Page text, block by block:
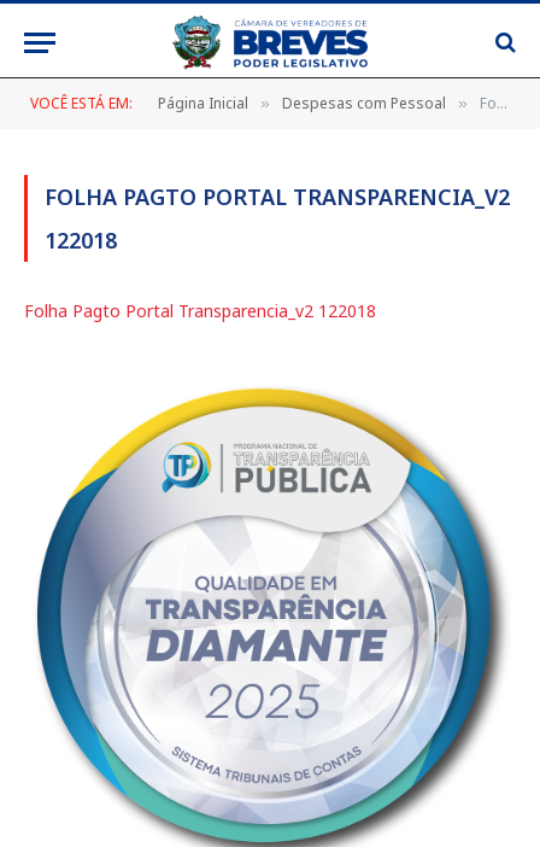
VOCÊ ESTÁ EM: Página Inicial » Despesas com Pessoal » Folha Pagto Portal Transparencia_v2 122018
FOLHA PAGTO PORTAL TRANSPARENCIA_V2
122018
Folha Pagto Portal Transparencia_v2 122018